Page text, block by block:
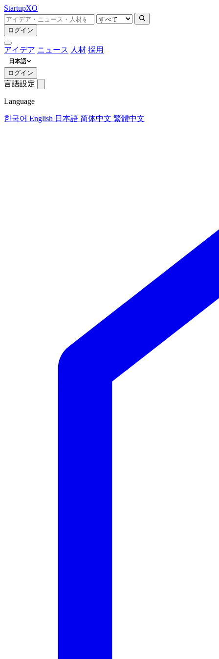
StartupXO
ログイン
アイデア ニュース 人材 採用
日本語
ログイン
言語設定
Language
한국어 English 日本語 简体中文 繁體中文